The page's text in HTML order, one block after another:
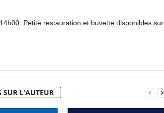
Petite restauration et buvette disponibles sur
SUR L'AUTEUR